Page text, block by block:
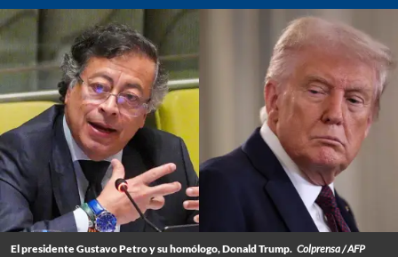
El presidente Gustavo Petro y su homólogo, Donald Trump. Colprensa / AFP